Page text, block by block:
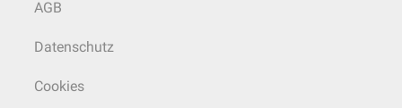
AGB
Datenschutz
Cookies